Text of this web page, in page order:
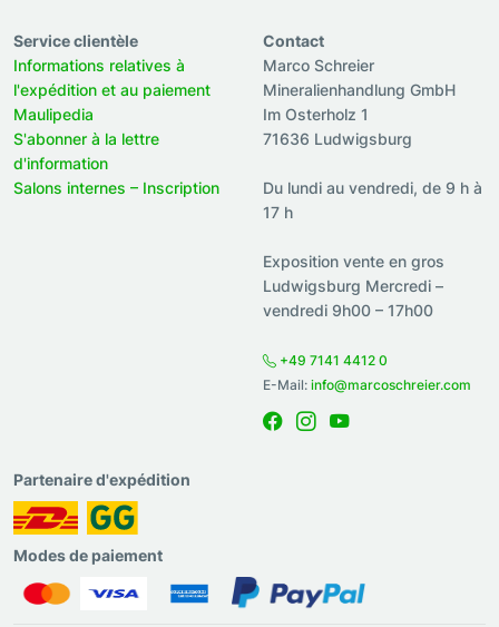
Service clientèle
Informations relatives à
l'expédition et au paiement
Maulipedia
S'abonner à la lettre
d'information
Salons internes – Inscription
Contact
Marco Schreier
Mineralienhandlung GmbH
Im Osterholz 1
71636 Ludwigsburg
Du lundi au vendredi, de 9 h à
17 h
Exposition vente en gros
Ludwigsburg Mercredi –
vendredi 9h00 – 17h00
+49 7141 4412 0
E-Mail: info@marcoschreier.com
Partenaire d'expédition
Modes de paiement